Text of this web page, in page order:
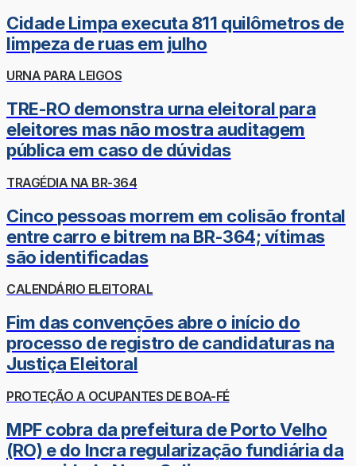
Cidade Limpa executa 811 quilômetros de
limpeza de ruas em julho
URNA PARA LEIGOS
TRE-RO demonstra urna eleitoral para
eleitores mas não mostra auditagem
pública em caso de dúvidas
TRAGÉDIA NA BR-364
Cinco pessoas morrem em colisão frontal
entre carro e bitrem na BR-364; vítimas
são identificadas
CALENDÁRIO ELEITORAL
Fim das convenções abre o início do
processo de registro de candidaturas na
Justiça Eleitoral
PROTEÇÃO A OCUPANTES DE BOA-FÉ
MPF cobra da prefeitura de Porto Velho
(RO) e do Incra regularização fundiária da